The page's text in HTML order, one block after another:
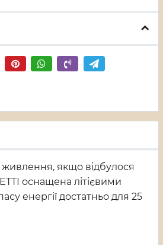
якщо відбулося
оснащена літієвими
енергії достатньо для 25